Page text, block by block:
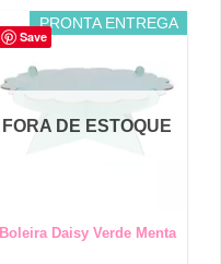
Save
PRONTA ENTREGA
FORA DE ESTOQUE
Boleira Daisy Verde Menta